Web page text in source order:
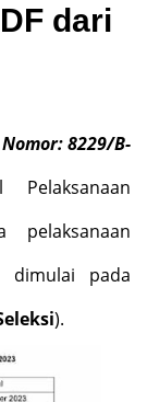
dari
Nomor: 8229/B-
pelaksanaan
dimulai pada
).